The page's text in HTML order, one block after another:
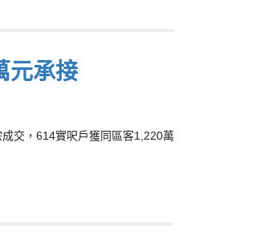
元承接
交，614實呎戶獲同區客1,220萬